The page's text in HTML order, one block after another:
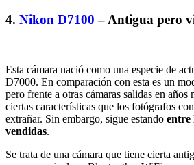
4. Nikon D7100 – Antigua pero
Esta cámara nació como una especie de
D7000. En comparación con esta es un
pero frente a otras cámaras salidas en años
ciertas características que los fotógrafos
extrañar. Sin embargo, sigue estando entre
vendidas.
Se trata de una cámara que tiene cierta